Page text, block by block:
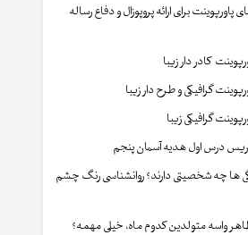
پاورپوینت برای ارائه پروپوزال و دفاع رساله
کادر دار زیبا
گرافیکی و طرح دار زیبا
گرافیکی زیبا
درس اول هدیه آسمان پنجم
ها چه شخصیتی دارند؟ روانشناسی رنگ چشم
واسه متولدین کدوم ماه، خیلی مهمه؟